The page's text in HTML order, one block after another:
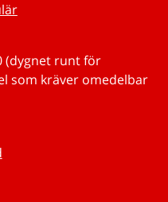
(dygnet runt för
som kräver omedelbar